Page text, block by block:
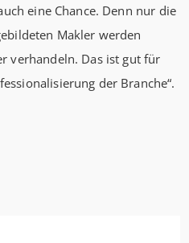
eine Chance. Denn nur die
Makler werden
verhandeln. Das ist gut für
der Branche“.